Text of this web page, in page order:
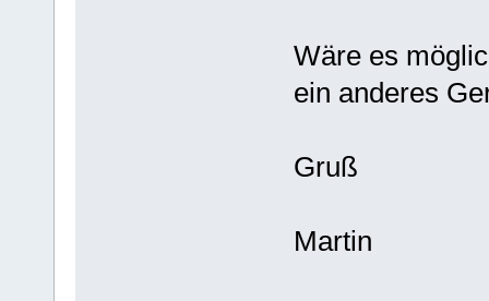
Wäre es
ein anderes
Gruß
Martin